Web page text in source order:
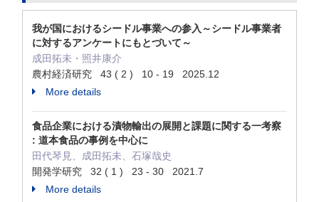
我が国におけるシードル事業への参入～シードル事業者
に対するアンケートにもとづいて～
成田拓未・照井康介
農村経済研究 43 ( 2 ) 10 - 19 2025.12
More details
食品企業における漬物輸出の展開と課題に関する一考察
: 道本食品の事例を中心に
田代琴見、成田拓未、石塚哉史
開発学研究 32 ( 1 ) 23 - 30 2021.7
More details